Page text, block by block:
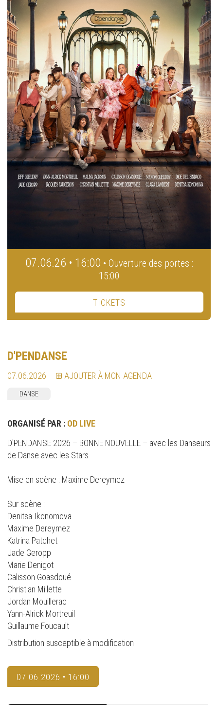
07.06.26 • 16:00 • Ouverture des portes :
15:00
TICKETS
D'PENDANSE
07.06.2026 AJOUTER À MON AGENDA
DANSE
ORGANISÉ PAR : OD LIVE
D'PENDANSE 2026 – BONNE NOUVELLE – avec les Danseurs
de Danse avec les Stars
Mise en scène : Maxime Dereymez
Sur scène :
Denitsa Ikonomova
Maxime Dereymez
Katrina Patchet
Jade Geropp
Marie Denigot
Calisson Goasdoué
Christian Millette
Jordan Mouillerac
Yann-Alrick Mortreuil
Guillaume Foucault
Distribution susceptible à modification
07.06.2026 • 16:00